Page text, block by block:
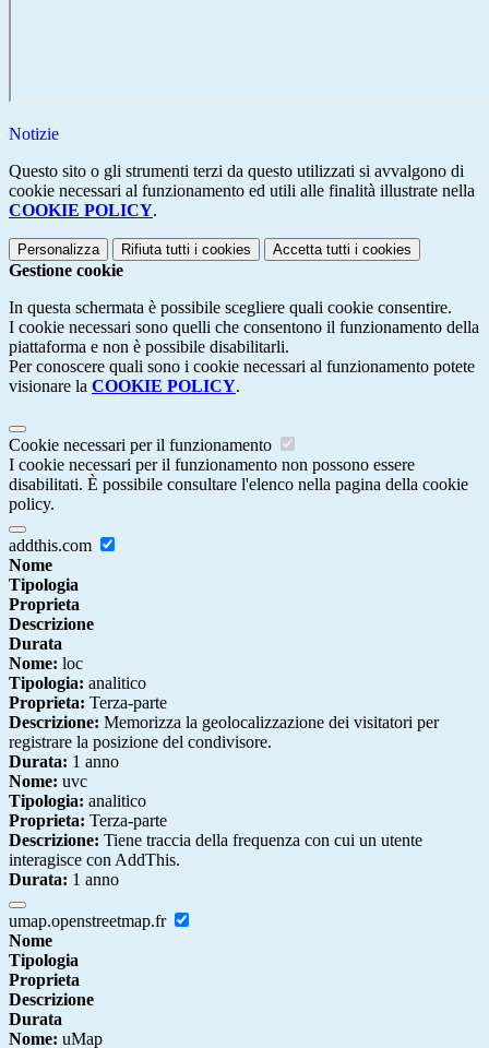
Notizie
Questo sito o gli strumenti terzi da questo utilizzati si avvalgono di
cookie necessari al funzionamento ed utili alle finalità illustrate nella
COOKIE POLICY.
Personalizza Rifiuta tutti i cookies Accetta tutti i cookies
Gestione cookie
In questa schermata è possibile scegliere quali cookie consentire.
I cookie necessari sono quelli che consentono il funzionamento della
piattaforma e non è possibile disabilitarli.
Per conoscere quali sono i cookie necessari al funzionamento potete
visionare la COOKIE POLICY.
Cookie necessari per il funzionamento
I cookie necessari per il funzionamento non possono essere
disabilitati. È possibile consultare l'elenco nella pagina della cookie
policy.
addthis.com
Nome
Tipologia
Proprieta
Descrizione
Durata
Nome: loc
Tipologia: analitico
Proprieta: Terza-parte
Descrizione: Memorizza la geolocalizzazione dei visitatori per
registrare la posizione del condivisore.
Durata: 1 anno
Nome: uvc
Tipologia: analitico
Proprieta: Terza-parte
Descrizione: Tiene traccia della frequenza con cui un utente
interagisce con AddThis.
Durata: 1 anno
umap.openstreetmap.fr
Nome
Tipologia
Proprieta
Descrizione
Durata
Nome: uMap